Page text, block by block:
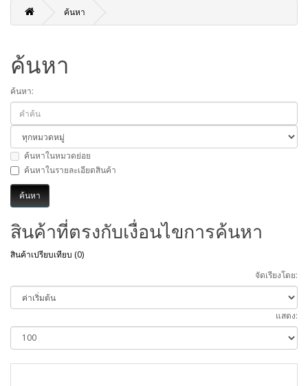
ค้นหา
ค้นหา
ค้นหา:
ค้นหาในหมวดย่อย
ค้นหาในรายละเอียดสินค้า
สินค้าที่ตรงกับเงื่อนไขการค้นหา
สินค้าเปรียบเทียบ (0)
จัดเรียงโดย:
แสดง: